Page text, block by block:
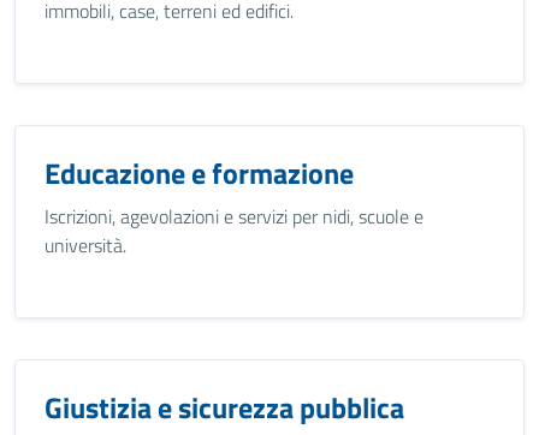
immobili, case, terreni ed edifici.
Educazione e formazione
Iscrizioni, agevolazioni e servizi per nidi, scuole e
università.
Giustizia e sicurezza pubblica